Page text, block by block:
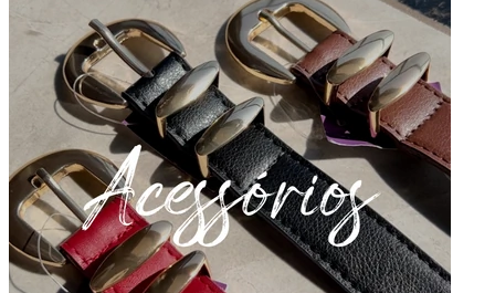
Vestido Midi Charlotte
5 de 5